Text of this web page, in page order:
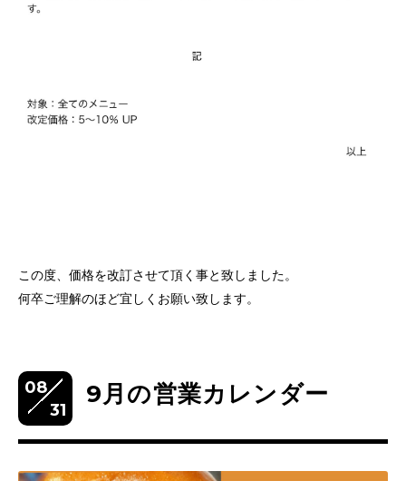
この度、価格を改訂させて頂く事と致しました。
何卒ご理解のほど宜しくお願い致します。
08
31
9月の営業カレンダー